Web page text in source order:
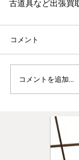
古道具など出張買
コメント
コメントを追加…